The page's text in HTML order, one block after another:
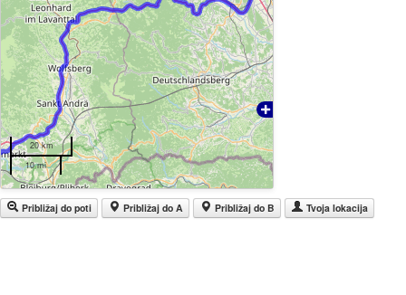
20 km
10 mi
Približaj do poti Približaj do A Približaj do B Tvoja lokacija